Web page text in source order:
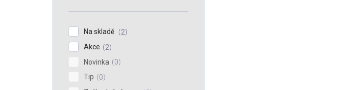
Na skladě
2
Akce
2
Novinka
0
Tip
0